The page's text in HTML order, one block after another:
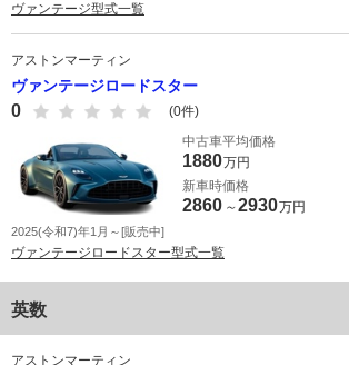
ヴァンテージ型式一覧
アストンマーティン
ヴァンテージロードスター
0
(0件)
中古車平均価格
1880万円
新車時価格
2860 ～2930万円
2025(令和7)年1月～[販売中]
ヴァンテージロードスター型式一覧
英数
アストンマーティン